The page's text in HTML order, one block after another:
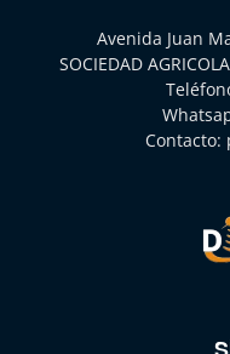
Avenida Juan
SOCIEDAD
Contacto: